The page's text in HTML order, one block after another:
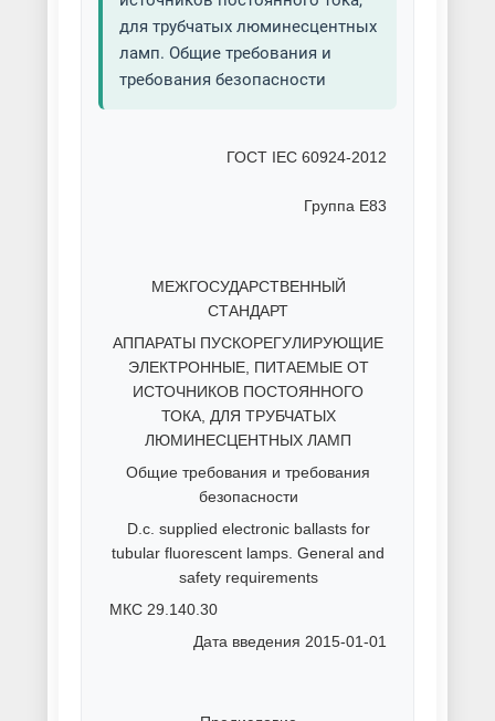
для трубчатых люминесцентных
ламп. Общие требования и
требования безопасности